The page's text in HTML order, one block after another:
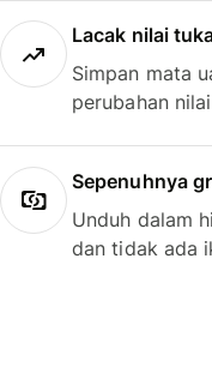
Lacak nilai
Simpan mata
perubahan
Sepenuhnya
Unduh dalam
dan tidak ada